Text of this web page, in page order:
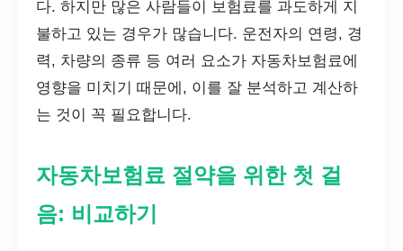
다. 하지만 많은 사람들이 보험료를 과도하게 지
불하고 있는 경우가 많습니다. 운전자의 연령, 경
력, 차량의 종류 등 여러 요소가 자동차보험료에
영향을 미치기 때문에, 이를 잘 분석하고 계산하
는 것이 꼭 필요합니다.
자동차보험료 절약을 위한 첫 걸
음: 비교하기